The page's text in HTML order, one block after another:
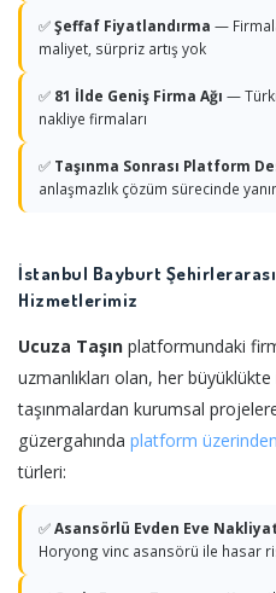
✅Şeffaf Fiyatlandırma —
maliyet, sürpriz artış yok
✅ 81 İlde Geniş Firma Ağı —
nakliye firmaları
✅ Taşınma Sonrası Platform
anlaşmazlık çözüm sürecinde
İstanbul Bayburt
Hizmetlerimiz
Ucuza Taşın platformundaki
uzmanlıkları olan, her
taşınmalardan kurumsal
güzergahında platform
türleri:
✅Asansörlü Evden Eve Nakliyat
Horyong vinc asansörü ile hasar